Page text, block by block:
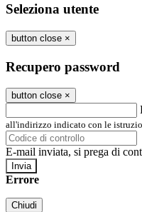
Seleziona utente
button close ×
Recupero password
button close ×
all'indirizzo indicato con le
E-mail inviata, si prega di
Errore
Chiudi